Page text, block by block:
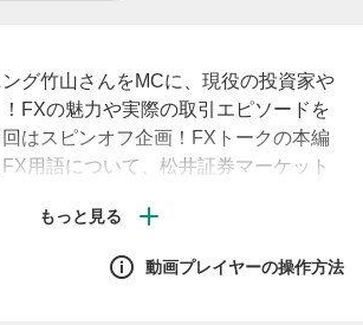
グ竹山さんをMCに、現役の投資家や
FXの魅力や実際の取引エピソードを
はスピンオフ企画！FXトークの本編
用語について、松井証券マーケット
動画プレイヤーの操作方法